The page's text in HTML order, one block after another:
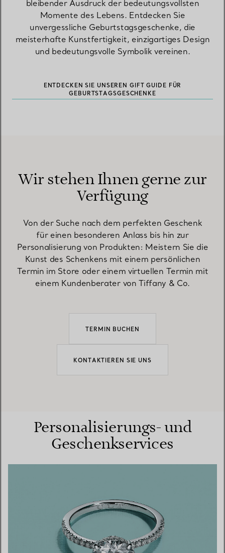
bleibender Ausdruck der bedeutungsvollsten
Momente des Lebens. Entdecken Sie
unvergessliche Geburtstagsgeschenke, die
meisterhafte Kunstfertigkeit, einzigartiges Design
und bedeutungsvolle Symbolik vereinen.
ENTDECKEN SIE UNSEREN GIFT GUIDE FÜR
GEBURTSTAGSGESCHENKE
Wir stehen Ihnen gerne zur
Verfügung
Von der Suche nach dem perfekten Geschenk
für einen besonderen Anlass bis hin zur
Personalisierung von Produkten: Meistern Sie die
Kunst des Schenkens mit einem persönlichen
Termin im Store oder einem virtuellen Termin mit
einem Kundenberater von Tiffany & Co.
TERMIN BUCHEN
KONTAKTIEREN SIE UNS
Personalisierungs- und
Geschenkservices